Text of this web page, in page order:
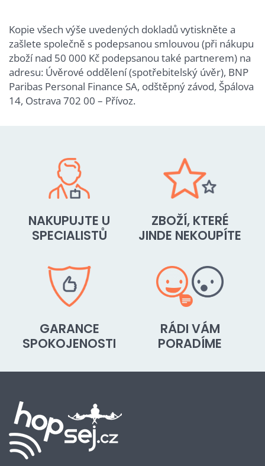
Kopie všech výše uvedených dokladů vytiskněte a
zašlete společně s podepsanou smlouvou (při nákupu
zboží nad 50 000 Kč podepsanou také partnerem) na
adresu: Úvěrové oddělení (spotřebitelský úvěr), BNP
Paribas Personal Finance SA, odštěpný závod, Špálova
14, Ostrava 702 00 – Přívoz.
NAKUPUJTE U
SPECIALISTŮ
ZBOŽÍ, KTERÉ
JINDE NEKOUPÍTE
GARANCE
SPOKOJENOSTI
RÁDI VÁM
PORADÍME